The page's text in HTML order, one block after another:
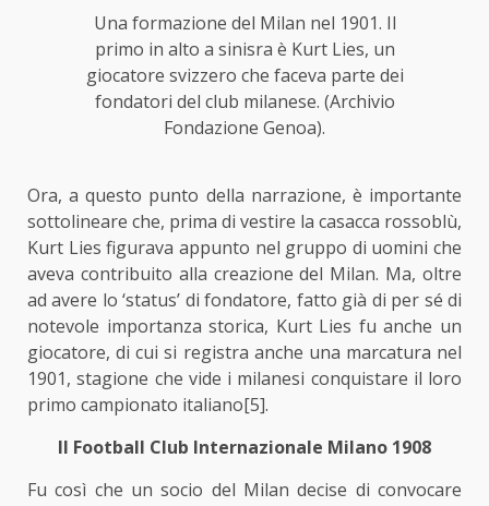
Una formazione del Milan nel 1901. Il
primo in alto a sinisra è Kurt Lies, un
giocatore svizzero che faceva parte dei
fondatori del club milanese. (Archivio
Fondazione Genoa).
Ora, a questo punto della narrazione, è importante
sottolineare che, prima di vestire la casacca rossoblù,
Kurt Lies figurava appunto nel gruppo di uomini che
aveva contribuito alla creazione del Milan. Ma, oltre
ad avere lo ‘status’ di fondatore, fatto già di per sé di
notevole importanza storica, Kurt Lies fu anche un
giocatore, di cui si registra anche una marcatura nel
1901, stagione che vide i milanesi conquistare il loro
primo campionato italiano[5].
Il Football Club Internazionale Milano 1908
Fu così che un socio del Milan decise di convocare